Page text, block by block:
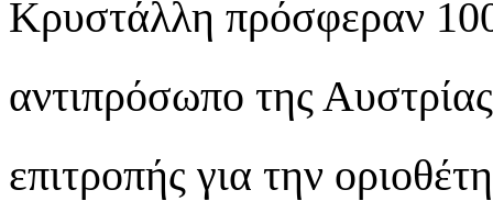
Κρυστάλλη πρόσφεραν
αντιπρόσωπο της
επιτροπής για την